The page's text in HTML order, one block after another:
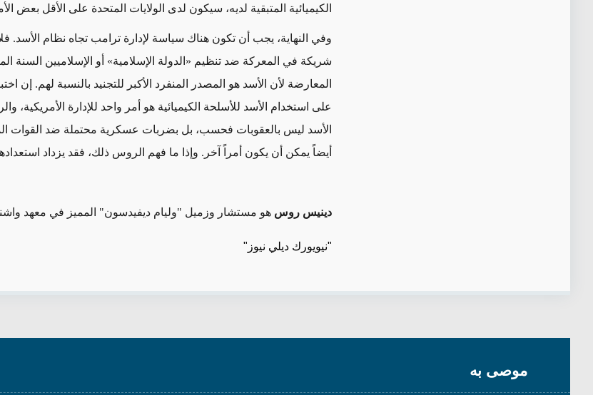
الكيميائية المتبقية لديه، سيكون لدى الولايات المتحدة على الأقل بعض
وفي النهاية، يجب أن تكون هناك سياسة لإدارة ترامب تجاه نظام الأسد.
شريكة في المعركة ضد تنظيم «الدولة الإسلامية» أو الإسلاميين السنة
المعارضة لأن الأسد هو المصدر المنفرد الأكبر للتجنيد بالنسبة لهم. إن
على استخدام الأسد للأسلحة الكيميائية هو أمر واحد للإدارة الأمريكية،
الأسد ليس بالعقوبات فحسب، بل بضربات عسكرية محتملة ضد القوات
أيضاً يمكن أن يكون أمراً آخر. وإذا ما فهم الروس ذلك، فقد يزداد
دينيس روس هو مستشار وزميل "وليام ديفيدسون" المميز في معهد
"نيويورك ديلي نيوز"
موصى به